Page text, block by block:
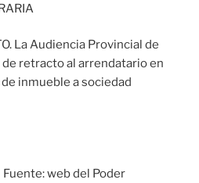
La Audiencia Provincial de
retracto al arrendatario en
inmueble a sociedad
web del Poder